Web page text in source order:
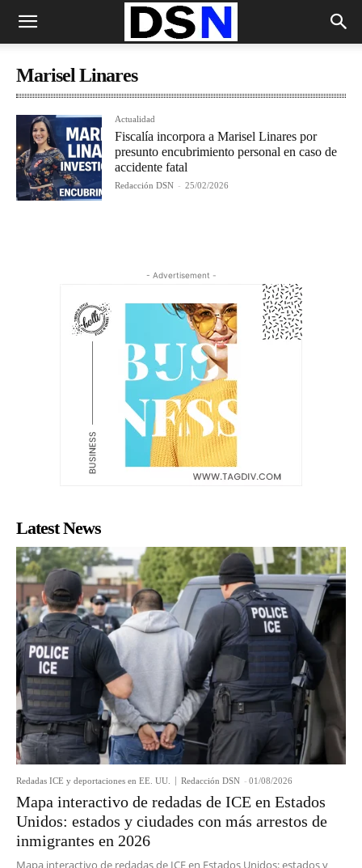
Marisel Linares
Actualidad
Fiscalía incorpora a Marisel Linares por
presunto encubrimiento personal en caso de
accidente fatal
Redacción DSN - 25/02/2026
- Advertisement -
Latest News
Redadas ICE y deportaciones en EE. UU. Redacción DSN - 01/08/2026
Mapa interactivo de redadas de ICE en Estados
Unidos: estados y ciudades con más arrestos de
inmigrantes en 2026
Mapa interactivo de redadas de ICE en Estados Unidos: estados y